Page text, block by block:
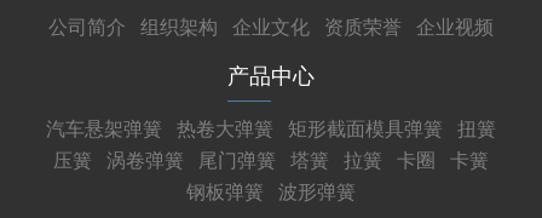
公司简介 组织架构 企业文化 资质荣誉 企业视频
产品中心
汽车悬架弹簧 热卷大弹簧 矩形截面模具弹簧
扭簧
压簧
涡卷弹簧 尾门弹簧 塔簧 拉簧 卡圈
卡簧
钢板弹簧
波形弹簧